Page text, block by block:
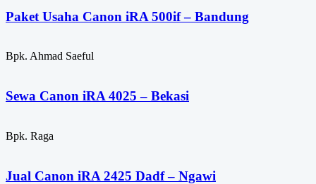
Paket Usaha Canon iRA 500if – Bandung
Bpk. Ahmad Saeful
Sewa Canon iRA 4025 – Bekasi
Bpk. Raga
Jual Canon iRA 2425 Dadf – Ngawi